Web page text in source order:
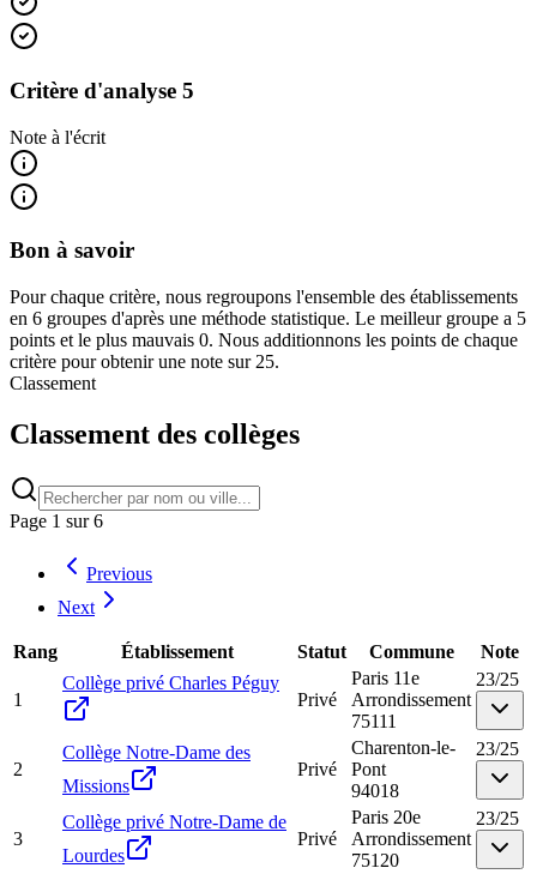
Critère d'analyse 5
Note à l'écrit
Bon à savoir
Pour chaque critère, nous regroupons l'ensemble des établissements
en 6 groupes d'après une méthode statistique. Le meilleur groupe a 5
points et le plus mauvais 0. Nous additionnons les points de chaque
critère pour obtenir une note sur 25.
Classement
Classement des collèges
Page 1 sur6
Previous
Next
Rang Établissement Statut Commune Note
1
Collège privé Charles Péguy
Privé
Paris 11e
Arrondissement
75111
23/25
2
Collège Notre-Dame des
Missions
Privé
Charenton-le-
Pont
94018
23/25
3
Collège privé Notre-Dame de
Lourdes
Privé
Paris 20e
Arrondissement
75120
23/25